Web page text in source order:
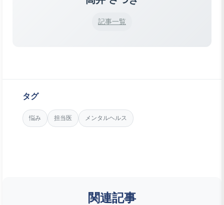
記事一覧
タグ
悩み 担当医 メンタルヘルス
関連記事